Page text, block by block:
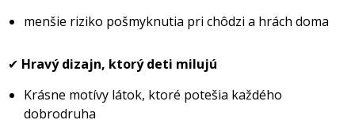
menšie riziko pošmyknutia pri chôdzi a hrách doma
✔ Hravý dizajn, ktorý deti milujú
Krásne motívy látok, ktoré potešia každého
dobrodruha